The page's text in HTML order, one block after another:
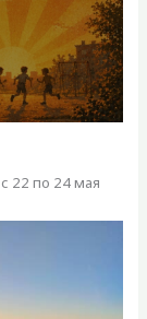
22 по 24 мая